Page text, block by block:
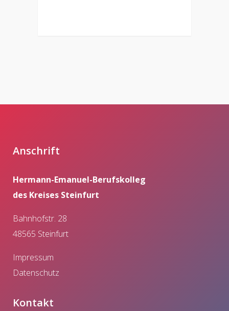
Anschrift
Hermann-Emanuel-Berufskolleg
des Kreises Steinfurt
Bahnhofstr. 28
48565 Steinfurt
Impressum
Datenschutz
Kontakt